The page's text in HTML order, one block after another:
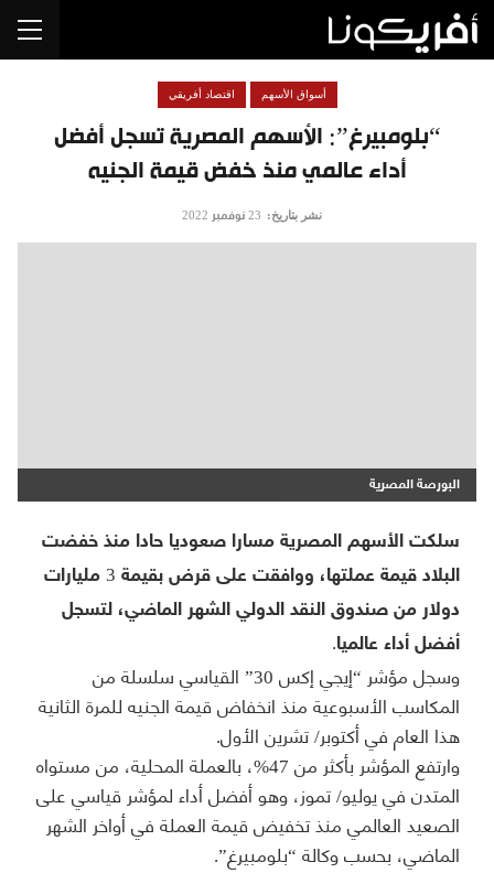
“بلومبيرغ”: الأسهم المصرية تسجل أفضل
أداء عالمي منذ خفض قيمة الجنيه
أسواق الأسهم اقتصاد أفريقي
نشر بتاريخ: 23 نوفمبر 2022
البورصة المصرية
سلكت الأسهم المصرية مسارا صعوديا حادا منذ خفضت
البلاد قيمة عملتها، ووافقت على قرض بقيمة 3 مليارات
دولار من صندوق النقد الدولي الشهر الماضي، لتسجل
أفضل أداء عالميا.
وسجل مؤشر “إيجي إكس 30” القياسي سلسلة من
المكاسب الأسبوعية منذ انخفاض قيمة الجنيه للمرة الثانية
هذا العام في أكتوبر/ تشرين الأول.
وارتفع المؤشر بأكثر من 47%، بالعملة المحلية، من مستواه
المتدن في يوليو/ تموز، وهو أفضل أداء لمؤشر قياسي على
الصعيد العالمي منذ تخفيض قيمة العملة في أواخر الشهر
الماضي، بحسب وكالة “بلومبيرغ”.